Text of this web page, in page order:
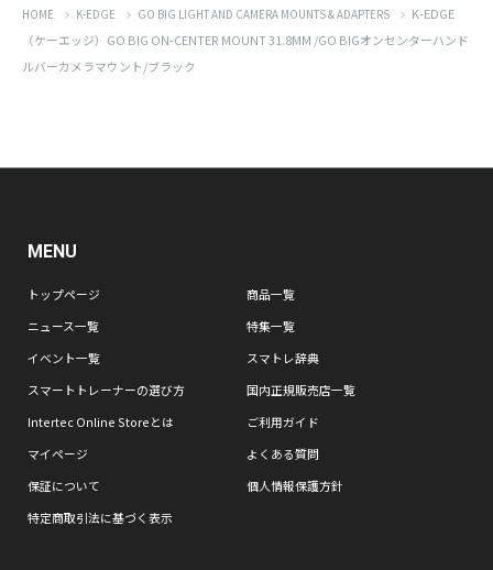
HOME K-EDGE GO BIG LIGHT AND CAMERA MOUNTS & ADAPTERS
K-EDGE
（ケーエッジ）GO BIG ON-CENTER MOUNT 31.8MM /GO BIGオンセンターハンド
ルバーカメラマウント/ブラック
MENU
トップページ
商品一覧
ニュース一覧
特集一覧
イベント一覧
スマトレ辞典
スマートトレーナーの選び方
国内正規販売店一覧
Intertec Online Storeとは
ご利用ガイド
マイページ
よくある質問
保証について
個人情報保護方針
特定商取引法に基づく表示